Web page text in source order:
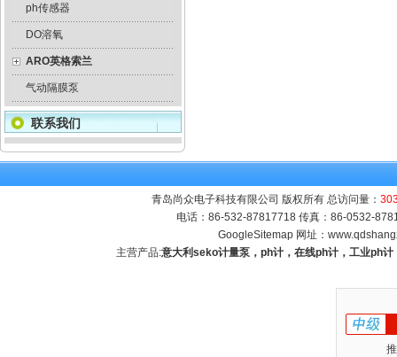
ph传感器
DO溶氧
ARO英格索兰
气动隔膜泵
联系我们
青岛尚众电子科技有限公司 版权所有 总访问量：
电话：86-532-87817718 传真：86-0532-
GoogleSitemap 网址：
主营产品:意大利seko计量泵，ph计，在线ph计，工业ph